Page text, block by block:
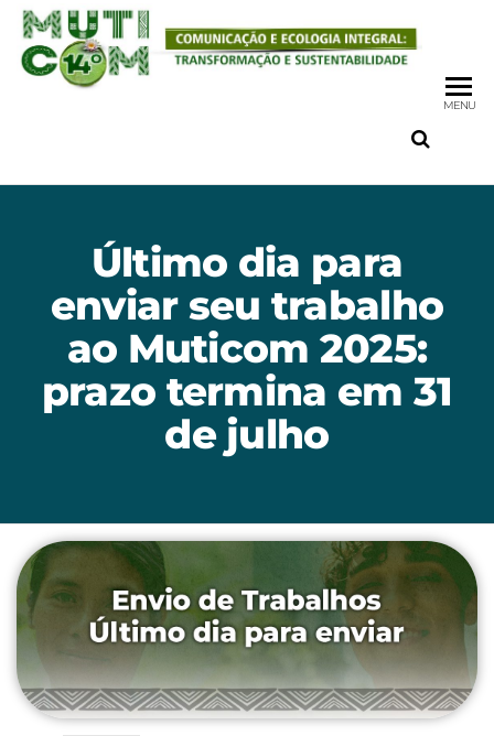
MENU
Último dia para
enviar seu trabalho
ao Muticom 2025:
prazo termina em 31
de julho